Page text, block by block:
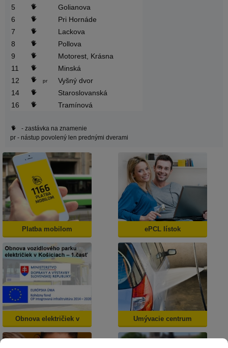
5
Golianova
6
Pri Hornáde
7
Lackova
8
Pollova
9
Motorest, Krásna
11
Minská
12
pr
Vyšný dvor
14
Staroslovanská
16
Tramínová
- zastávka na znamenie
pr - nástup povolený len prednými dverami
Platba mobilom ePCL lístok
Obnova električiek v
Košiciach
Umývacie centrum